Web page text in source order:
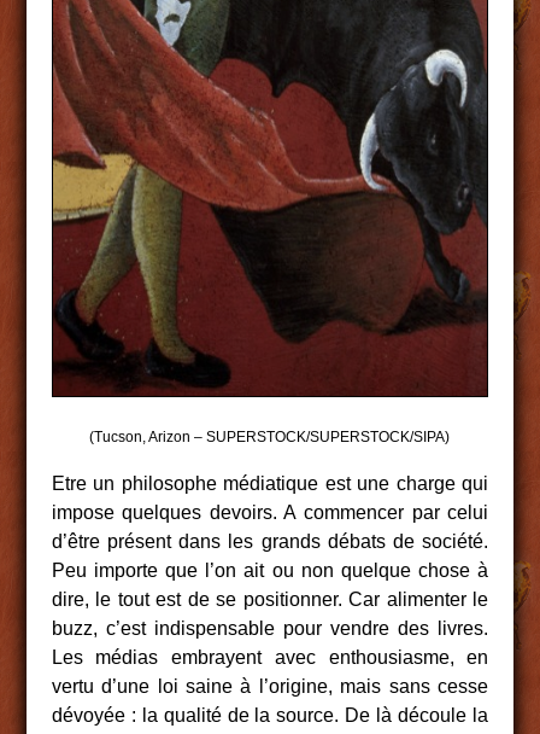
(Tucson, Arizon – SUPERSTOCK/SUPERSTOCK/SIPA)
Etre un philosophe médiatique est une charge qui
impose quelques devoirs. A commencer par celui
d’être présent dans les grands débats de société.
Peu importe que l’on ait ou non quelque chose à
dire, le tout est de se positionner. Car alimenter le
buzz, c’est indispensable pour vendre des livres.
Les médias embrayent avec enthousiasme, en
vertu d’une loi saine à l’origine, mais sans cesse
dévoyée : la qualité de la source. De là découle la